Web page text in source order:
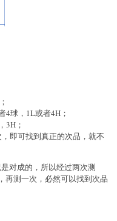
4球，1L或者4H；
3H；
即可找到真正的次品，就不
对成的，所以经过两次测
再测一次，必然可以找到次品